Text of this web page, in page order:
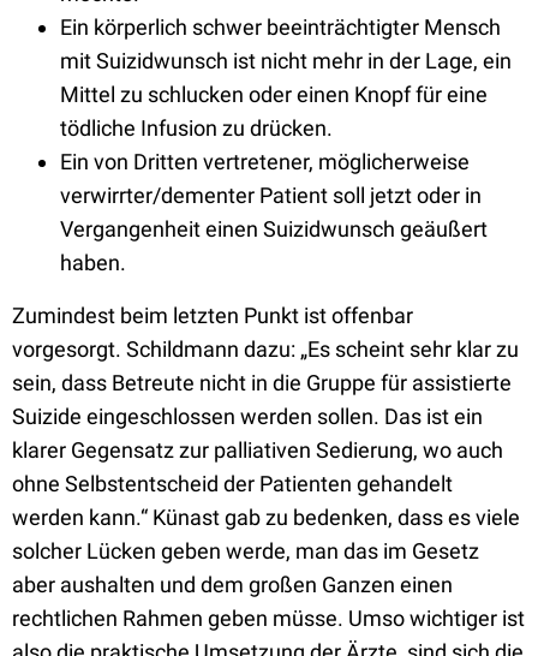
Ein körperlich schwer beeinträchtigter Mensch
mit Suizidwunsch ist nicht mehr in der Lage, ein
Mittel zu schlucken oder einen Knopf für eine
tödliche Infusion zu drücken.
Ein von Dritten vertretener, möglicherweise
verwirrter/dementer Patient soll jetzt oder in
Vergangenheit einen Suizidwunsch geäußert
haben.
Zumindest beim letzten Punkt ist offenbar
vorgesorgt. Schildmann dazu: „Es scheint sehr klar zu
sein, dass Betreute nicht in die Gruppe für assistierte
Suizide eingeschlossen werden sollen. Das ist ein
klarer Gegensatz zur palliativen Sedierung, wo auch
ohne Selbstentscheid der Patienten gehandelt
werden kann.“ Künast gab zu bedenken, dass es viele
solcher Lücken geben werde, man das im Gesetz
aber aushalten und dem großen Ganzen einen
rechtlichen Rahmen geben müsse. Umso wichtiger ist